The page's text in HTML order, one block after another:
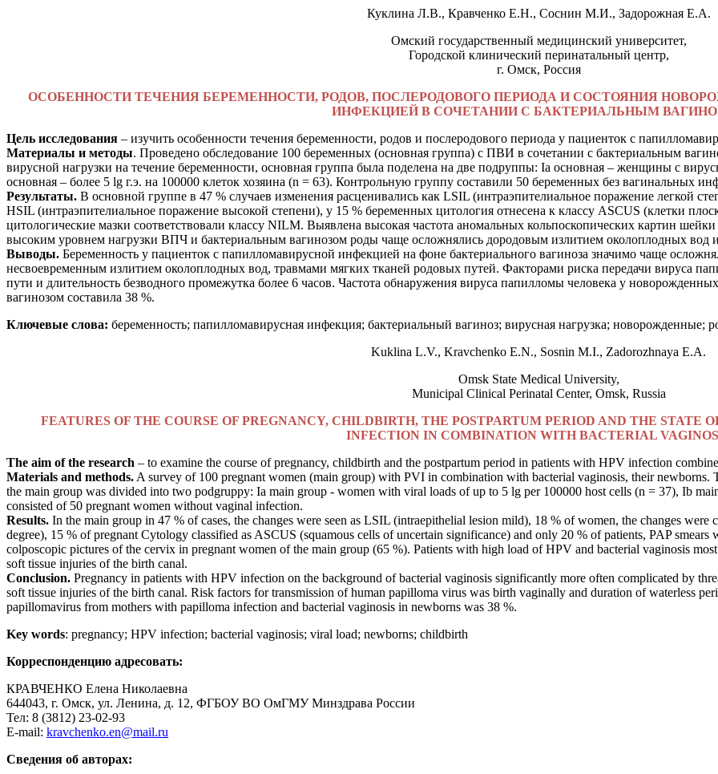
Куклина Л.В., Кравченко Е.Н., Соснин М.И., Задорожная Е.А.
Омский государственный медицинский университет,
Городской клинический перинатальный центр,
г. Омск, Россия
ОСОБЕННОСТИ ТЕЧЕНИЯ БЕРЕМЕННОСТИ, РОДОВ, ПОСЛЕРОДОВОГО ПЕРИОДА И СОСТОЯНИЯ
ИНФЕКЦИЕЙ В СОЧЕТАНИИ С БАКТЕРИАЛЬНЫМ
Цель исследования – изучить особенности течения беременности, родов и послеродового периода у пациенток с
Материалы и методы. Проведено обследование 100 беременных (основная группа) с ПВИ в сочетании с бактериальным
вирусной нагрузки на течение беременности, основная группа была поделена на две подруппы: Ia основная – женщины с
основная – более 5 lg г.э. на 100000 клеток хозяина (n = 63). Контрольную группу составили 50 беременных без вагинальных
Результаты. В основной группе в 47 % случаев изменения расценивались как LSIL (интраэпителиальное поражение легкой
HSIL (интраэпителиальное поражение высокой степени), у 15 % беременных цитология отнесена к классу ASCUS (клетки
цитологические мазки соответствовали классу NILM. Выявлена высокая частота аномальных кольпоскопических картин
высоким уровнем нагрузки ВПЧ и бактериальным вагинозом роды чаще осложнялись дородовым излитием околоплодных вод
Выводы. Беременность у пациенток с папилломавирусной инфекцией на фоне бактериального вагиноза значимо чаще
несвоевременным излитием околоплодных вод, травмами мягких тканей родовых путей. Факторами риска передачи вируса
пути и длительность безводного промежутка более 6 часов. Частота обнаружения вируса папилломы человека у
вагинозом составила 38 %.
Ключевые слова: беременность; папилломавирусная инфекция; бактериальный вагиноз; вирусная нагрузка; новорожденные;
Kuklina L.V., Kravchenko E.N., Sosnin M.I., Zadorozhnaya E.A.
Omsk State Medical University,
Municipal Clinical Perinatal Center, Omsk, Russia
FEATURES OF THE COURSE OF PREGNANCY, CHILDBIRTH, THE POSTPARTUM PERIOD AND THE STATE
INFECTION IN COMBINATION WITH BACTERIAL
The aim of the research – to examine the course of pregnancy, childbirth and the postpartum period in patients with HPV infection
Materials and methods. A survey of 100 pregnant women (main group) with PVI in combination with bacterial vaginosis, their newborns.
the main group was divided into two podgruppy: Ia main group - women with viral loads of up to 5 lg per 100000 host cells (n = 37), Ib
consisted of 50 pregnant women without vaginal infection.
Results. In the main group in 47 % of cases, the changes were seen as LSIL (intraepithelial lesion mild), 18 % of women, the changes
degree), 15 % of pregnant Cytology classified as ASCUS (squamous cells of uncertain significance) and only 20 % of patients, PAP
colposcopic pictures of the cervix in pregnant women of the main group (65 %). Patients with high load of HPV and bacterial vaginosis
soft tissue injuries of the birth canal.
Conclusion. Pregnancy in patients with HPV infection on the background of bacterial vaginosis significantly more often complicated by
soft tissue injuries of the birth canal. Risk factors for transmission of human papilloma virus was birth vaginally and duration of waterless
papillomavirus from mothers with papilloma infection and bacterial vaginosis in newborns was 38 %.
Key words: pregnancy; HPV infection; bacterial vaginosis; viral load; newborns; childbirth
Корреспонденцию адресовать:
КРАВЧЕНКО Елена Николаевна
644043, г. Омск, ул. Ленина, д. 12, ФГБОУ ВО ОмГМУ Минздрава России
Тел: 8 (3812) 23-02-93
E-mail: kravchenko.en@mail.ru
Сведения об авторах: